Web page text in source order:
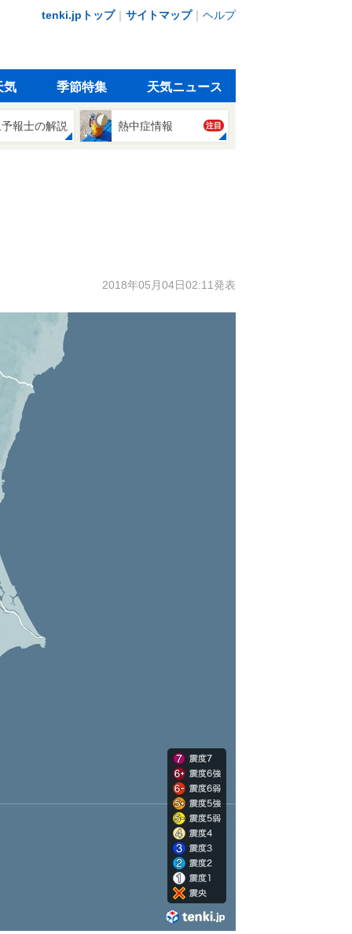
tenki.jpトップ｜ サイトマップ｜ ヘルプ
気 季節特集 天気ニュース
報士の解説 熱中症情報 注目
2018年05月04日02:11発表